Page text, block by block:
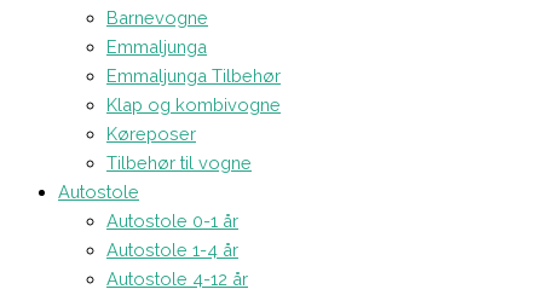
Barnevogne
Emmaljunga
Emmaljunga Tilbehør
Klap og kombivogne
Køreposer
Tilbehør til vogne
Autostole
Autostole 0-1 år
Autostole 1-4 år
Autostole 4-12 år